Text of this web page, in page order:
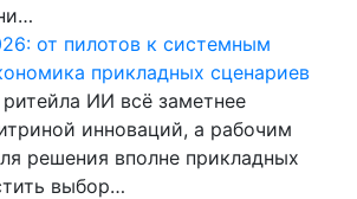
от пилотов к системным
прикладных сценариев
ИИ всё заметнее
инноваций, а рабочим
решения вполне прикладных
выбор…